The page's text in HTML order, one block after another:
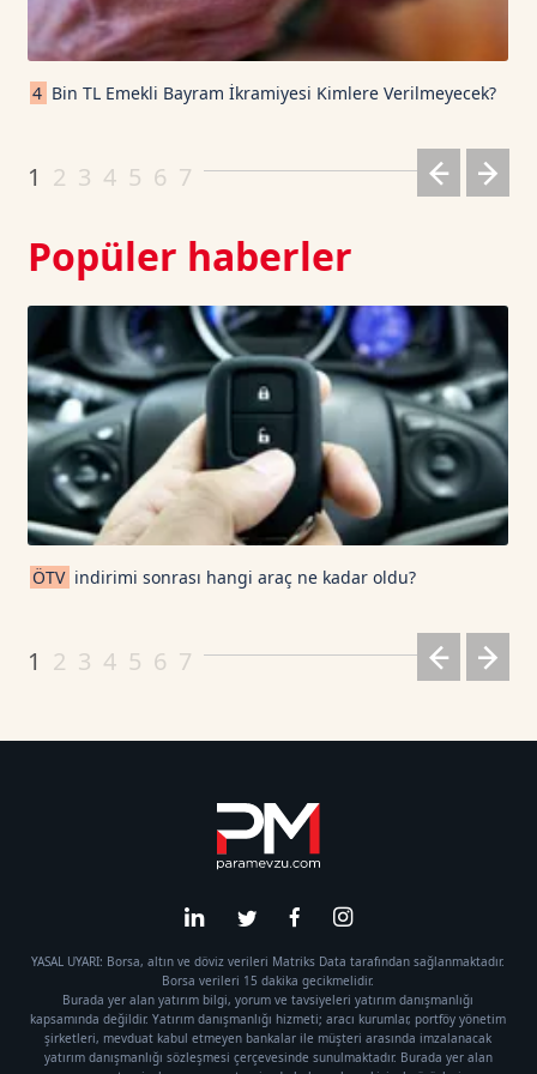
Cardano TetherUS 0.201 6.67
4 Bin TL Emekli Bayram İkramiyesi Kimlere Verilmeyecek?
1 2 3 4 5 6 7
Popüler haberler
ÖTV indirimi sonrası hangi araç ne kadar oldu?
1 2 3 4 5 6 7
YASAL UYARI: Borsa, altın ve döviz verileri Matriks Data tarafından sağlanmaktadır.
Borsa verileri 15 dakika gecikmelidir.
Burada yer alan yatırım bilgi, yorum ve tavsiyeleri yatırım danışmanlığı
kapsamında değildir. Yatırım danışmanlığı hizmeti; aracı kurumlar, portföy yönetim
şirketleri, mevduat kabul etmeyen bankalar ile müşteri arasında imzalanacak
yatırım danışmanlığı sözleşmesi çerçevesinde sunulmaktadır. Burada yer alan